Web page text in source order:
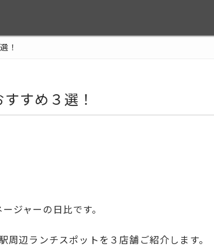
！
すめ３選！
ジャーの日比です。
辺ランチスポットを３店舗ご紹介します。